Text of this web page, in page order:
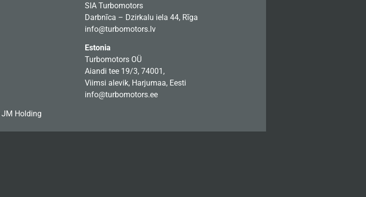
JM Holding
SIA Turbomotors
Darbnīca – Dzirkalu iela 44, Rīga
info@turbomotors.lv
Estonia
Turbomotors OÜ
Aiandi tee 19/3, 74001,
Viimsi alevik, Harjumaa, Eesti
info@turbomotors.ee